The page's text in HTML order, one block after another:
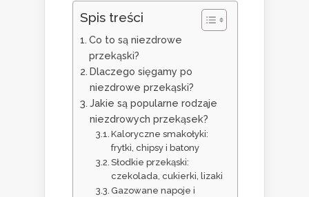
Spis treści
Co to są niezdrowe
przekąski?
Dlaczego sięgamy po
niezdrowe przekąski?
Jakie są popularne rodzaje
niezdrowych przekąsek?
Kaloryczne smakołyki:
frytki, chipsy i batony
Słodkie przekąski:
czekolada, cukierki, lizaki
Gazowane napoje i